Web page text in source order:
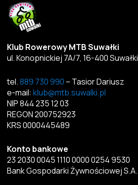
Klub Rowerowy MTB Suwałki
ul. Konopnickiej 7A/7, 16-400 Suwałki
tel.889 730 990 – Tasior Dariusz
e-mail: klub@mtb.suwalki.pl
NIP 844 235 12 03
REGON 200752923
KRS 0000445489
Konto bankowe
23 2030 0045 1110 0000 0254 9530
Bank Gospodarki Żywnościowej S.A.